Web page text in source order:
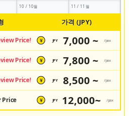
10 / 10월 11 / 11월
가격 (JPY)
Price! ¥ JPY 7,000 ~ /pax
Price! ¥ JPY 7,800 ~ /pax
Price! ¥ JPY 8,500 ~ /pax
Price ¥ JPY 12,000~ /pax